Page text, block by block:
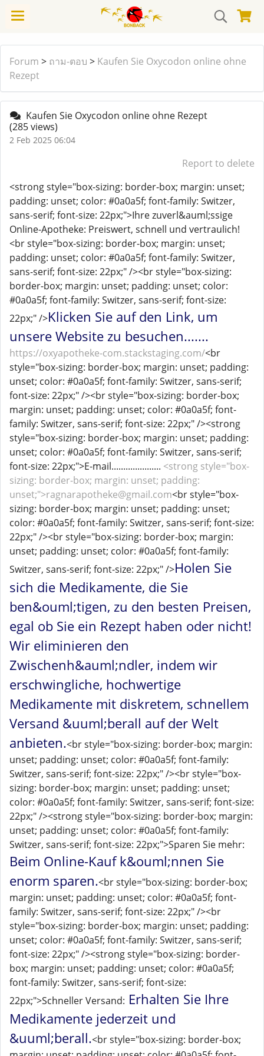
Forum > ถาม-ตอบ > Kaufen Sie Oxycodon online ohne
Rezept
Kaufen Sie Oxycodon online ohne Rezept
(285 views)
2 Feb 2025 06:04
Report to delete
<strong style="box-sizing: border-box; margin: unset;
padding: unset; color: #0a0a5f; font-family: Switzer,
sans-serif; font-size: 22px;">Ihre zuverl&auml;ssige
Online-Apotheke: Preiswert, schnell und vertraulich!
<br style="box-sizing: border-box; margin: unset;
padding: unset; color: #0a0a5f; font-family: Switzer,
sans-serif; font-size: 22px;" /><br style="box-sizing:
border-box; margin: unset; padding: unset; color:
#0a0a5f; font-family: Switzer, sans-serif; font-size:
22px;" />Klicken Sie auf den Link, um
unsere Website zu besuchen.......
https://oxyapotheke-com.stackstaging.com/<br
style="box-sizing: border-box; margin: unset; padding:
unset; color: #0a0a5f; font-family: Switzer, sans-serif;
font-size: 22px;" /><br style="box-sizing: border-box;
margin: unset; padding: unset; color: #0a0a5f; font-
family: Switzer, sans-serif; font-size: 22px;" /><strong
style="box-sizing: border-box; margin: unset; padding:
unset; color: #0a0a5f; font-family: Switzer, sans-serif;
font-size: 22px;">E-mail..................... <strong style="box-
sizing: border-box; margin: unset; padding:
unset;">ragnarapotheke@gmail.com<br style="box-
sizing: border-box; margin: unset; padding: unset;
color: #0a0a5f; font-family: Switzer, sans-serif; font-size:
22px;" /><br style="box-sizing: border-box; margin:
unset; padding: unset; color: #0a0a5f; font-family:
Switzer, sans-serif; font-size: 22px;" />Holen Sie
sich die Medikamente, die Sie
ben&ouml;tigen, zu den besten Preisen,
egal ob Sie ein Rezept haben oder nicht!
Wir eliminieren den
Zwischenh&auml;ndler, indem wir
erschwingliche, hochwertige
Medikamente mit diskretem, schnellem
Versand &uuml;berall auf der Welt
anbieten.<br style="box-sizing: border-box; margin:
unset; padding: unset; color: #0a0a5f; font-family:
Switzer, sans-serif; font-size: 22px;" /><br style="box-
sizing: border-box; margin: unset; padding: unset;
color: #0a0a5f; font-family: Switzer, sans-serif; font-size:
22px;" /><strong style="box-sizing: border-box; margin:
unset; padding: unset; color: #0a0a5f; font-family:
Switzer, sans-serif; font-size: 22px;">Sparen Sie mehr:
Beim Online-Kauf k&ouml;nnen Sie
enorm sparen.<br style="box-sizing: border-box;
margin: unset; padding: unset; color: #0a0a5f; font-
family: Switzer, sans-serif; font-size: 22px;" /><br
style="box-sizing: border-box; margin: unset; padding:
unset; color: #0a0a5f; font-family: Switzer, sans-serif;
font-size: 22px;" /><strong style="box-sizing: border-
box; margin: unset; padding: unset; color: #0a0a5f;
font-family: Switzer, sans-serif; font-size:
22px;">Schneller Versand: Erhalten Sie Ihre
Medikamente jederzeit und
&uuml;berall.<br style="box-sizing: border-box;